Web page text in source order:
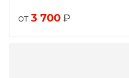
от 3 700 ₽